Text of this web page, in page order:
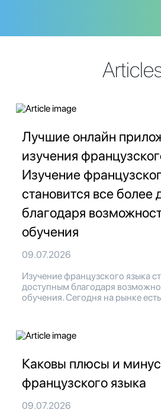
Лучшие онлайн
изучения
Изучение
становится все более
благодаря
обучения
09.07.2026
Изучение французского языка
доступным благодаря
обучения. Сегодня на рынке
Каковы плюсы и
французского языка
09.07.2026